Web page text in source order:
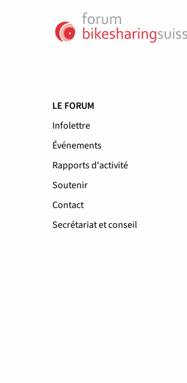
LE FORUM
Infolettre
Événements
Rapports d'activité
Soutenir
Contact
Secrétariat et conseil